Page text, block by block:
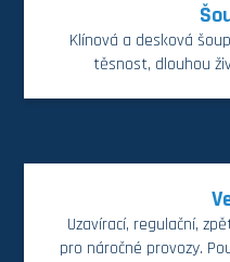
Klínová a desková
těsnost, dlouhou
Uzavírací, regulační,
pro náročné provozy.